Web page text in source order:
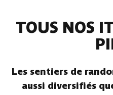
TOUS NOS
Les sentiers de
aussi diversifiés